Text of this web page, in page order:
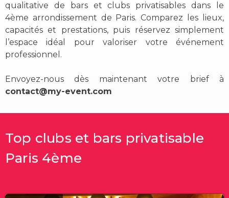
qualitative de bars et clubs privatisables dans le
4ème arrondissement de Paris. Comparez les lieux,
capacités et prestations, puis réservez simplement
l’espace idéal pour valoriser votre événement
professionnel.
Envoyez-nous dès maintenant votre brief à
contact@my-event.com
Top clubs et bars privatisable
Paris 4ème